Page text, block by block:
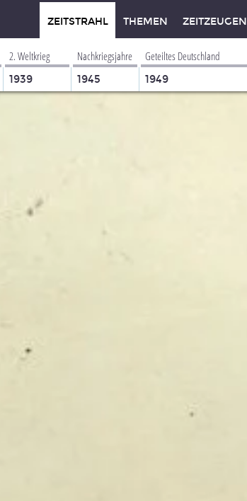
ZEITSTRAHL THEMEN ZEITZEUGEN
2. Weltkrieg
1939
Nachkriegsjahre
1945
Geteiltes Deutschland
1949